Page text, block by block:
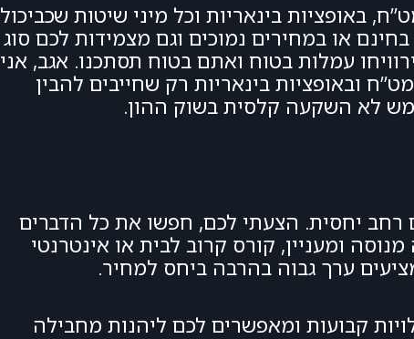
באופציות בינאריות וכל מיני שיטות שכביכול
או במחירים נמוכים וגם מצמידות לכם סוג
עמלות בטוח ואתם בטוח תסתכנו. אגב, אני
ובאופציות בינאריות רק שחייבים להבין
לא השקעה קלסית בשוק ההון.
רחב יחסית. הצעתי לכם, חפשו את כל הדברים
ומעניין, קורס קרוב לבית או אינטרנטי
ערך גבוה בהרבה ביחס למחיר.
קבועות ומאפשרים לכם ליהנות מחבילה